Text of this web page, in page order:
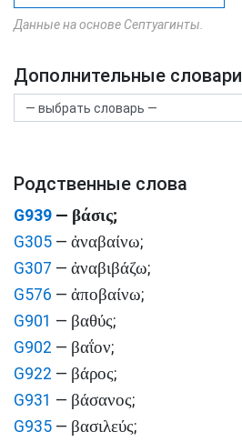
Данные на основе Септуагинты.
Дополнительные словари
Родственные слова
G939 — βάσις;
G305 — ἀναβαίνω;
G307 — ἀναβιβάζω;
G576 — ἀποβαίνω;
G901 — βαθύς;
G902 — βαΐον;
G922 — βάρος;
G931 — βάσανος;
G935 — βασιλεύς;